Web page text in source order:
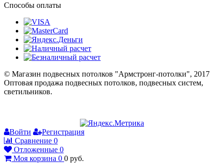
Способы оплаты
© Магазин подвесных потолков "Армстронг-потолки", 2017
Оптовая продажа подвесных потолков, подвесных систем,
светильников.
Войти
Регистрация
Сравнение 0
Отложенные 0
Моя корзина 0 0 руб.